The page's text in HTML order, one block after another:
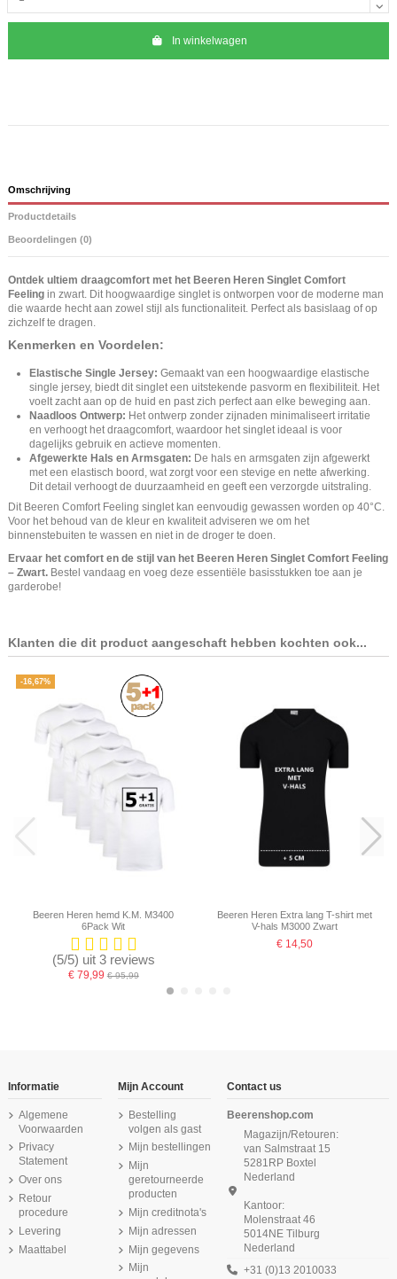
In winkelwagen
Omschrijving
Productdetails
Beoordelingen (0)
Ontdek ultiem draagcomfort met het Beeren Heren Singlet Comfort
Feeling in zwart. Dit hoogwaardige singlet is ontworpen voor de moderne man
die waarde hecht aan zowel stijl als functionaliteit. Perfect als basislaag of op
zichzelf te dragen.
Kenmerken en Voordelen:
Elastische Single Jersey: Gemaakt van een hoogwaardige elastische
single jersey, biedt dit singlet een uitstekende pasvorm en flexibiliteit. Het
voelt zacht aan op de huid en past zich perfect aan elke beweging aan.
Naadloos Ontwerp: Het ontwerp zonder zijnaden minimaliseert irritatie
en verhoogt het draagcomfort, waardoor het singlet ideaal is voor
dagelijks gebruik en actieve momenten.
Afgewerkte Hals en Armsgaten: De hals en armsgaten zijn afgewerkt
met een elastisch boord, wat zorgt voor een stevige en nette afwerking.
Dit detail verhoogt de duurzaamheid en geeft een verzorgde uitstraling.
Dit Beeren Comfort Feeling singlet kan eenvoudig gewassen worden op 40°C.
Voor het behoud van de kleur en kwaliteit adviseren we om het
binnenstebuiten te wassen en niet in de droger te doen.
Ervaar het comfort en de stijl van het Beeren Heren Singlet Comfort Feeling
– Zwart. Bestel vandaag en voeg deze essentiële basisstukken toe aan je
garderobe!
Klanten die dit product aangeschaft hebben kochten ook...
-16,67%
Beeren Heren hemd K.M. M3400
6Pack Wit
(5/5) uit 3 reviews
€ 79,99€ 95,99
Beeren Heren Extra lang T-shirt met
V-hals M3000 Zwart
€ 14,50
Beeren Heren boxershort Roger
2Pack Zwart
Beeren Heren Thermo Shirt Korte
Mouw Zwart
Beeren Heren singlet Comfort
Feeling Wit
Beeren Heren boxershort Dylan
2Pack Grijs
Beeren Green Comfort M181 dames
hemd zwart
Product is beschikbaar met verschillende opties
Beeren Dames tailleslip Julia 2Pack
Beige
Beeren Dames Thermo Onderblouse
Lange Mouwen Wit
Beeren Heren T-shirt V-hals en K.M.
M3000 Zwart
Informatie
Algemene
Voorwaarden
Privacy
Statement
Over ons
Retour
procedure
Levering
Maattabel
Mijn Account
Bestelling
volgen als gast
Mijn bestellingen
Mijn
geretourneerde
producten
Mijn creditnota's
Mijn adressen
Mijn gegevens
Mijn
Contact us
Beerenshop.com
Magazijn/Retouren:
van Salmstraat 15
5281RP Boxtel
Nederland
Kantoor:
Molenstraat 46
5014NE Tilburg
Nederland
+31 (0)13 2010033